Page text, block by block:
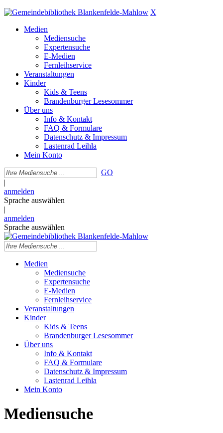
X
Medien
Mediensuche
Expertensuche
E-Medien
Fernleihservice
Veranstaltungen
Kinder
Kids & Teens
Brandenburger Lesesommer
Über uns
Info & Kontakt
FAQ & Formulare
Datenschutz & Impressum
Lastenrad Leihla
Mein Konto
GO
|
anmelden
Sprache auswählen
|
anmelden
Sprache auswählen
Medien
Mediensuche
Expertensuche
E-Medien
Fernleihservice
Veranstaltungen
Kinder
Kids & Teens
Brandenburger Lesesommer
Über uns
Info & Kontakt
FAQ & Formulare
Datenschutz & Impressum
Lastenrad Leihla
Mein Konto
Mediensuche